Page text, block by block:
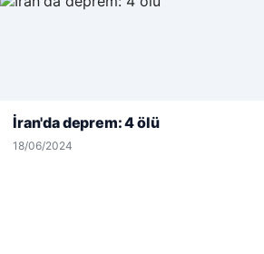
Hastaş Beton
Web sitemizi nasıl kullandığınızı daha iyi
deneyiminizi kişiselleştirmek ve
kullanıyoruz.
İran'da deprem: 4 ölü
18/06/2024